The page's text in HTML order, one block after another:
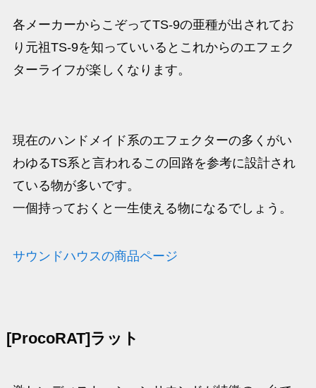
各メーカーからこぞってTS-9の亜種が出されてお
り元祖TS-9を知っていいるとこれからのエフェク
ターライフが楽しくなります。
現在のハンドメイド系のエフェクターの多くがい
わゆるTS系と言われるこの回路を参考に設計され
ている物が多いです。
一個持っておくと一生使える物になるでしょう。
サウンドハウスの商品ページ
[ProcoRAT]ラット